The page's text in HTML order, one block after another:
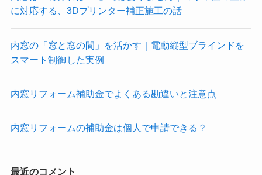
に対応する、3Dプリンター補正施工の話
内窓の「窓と窓の間」を活かす｜電動縦型ブラインドを
スマート制御した実例
内窓リフォーム補助金でよくある勘違いと注意点
内窓リフォームの補助金は個人で申請できる？
最近のコメント